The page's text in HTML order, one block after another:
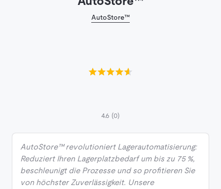
AutoStore™
4.6 (0)
AutoStore™ revolutioniert Lagerautomatisierung:
Reduziert Ihren Lagerplatzbedarf um bis zu 75 %,
beschleunigt die Prozesse und so profitieren Sie
von höchster Zuverlässigkeit. Unsere